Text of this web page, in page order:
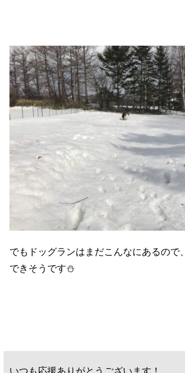
でもドッグランはまだこんなにあるので
できそうです⛄️